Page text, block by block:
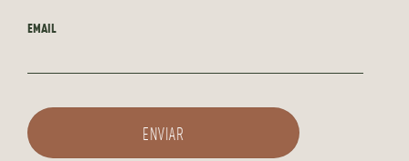
EMAIL